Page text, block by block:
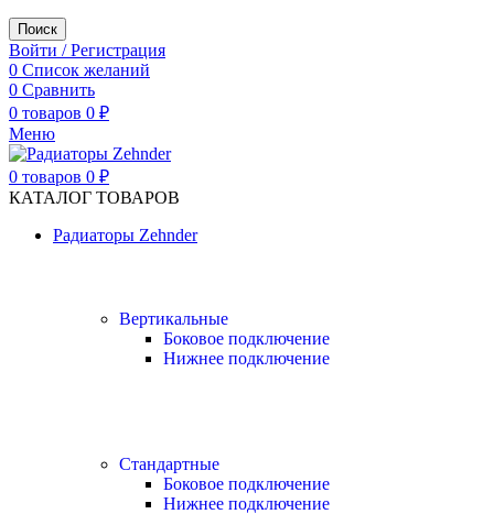
Поиск
Войти / Регистрация
0 Список желаний
0 Сравнить
0 товаров 0 ₽
Меню
0 товаров 0 ₽
КАТАЛОГ ТОВАРОВ
Радиаторы Zehnder
Вертикальные
Боковое подключение
Нижнее подключение
Стандартные
Боковое подключение
Нижнее подключение